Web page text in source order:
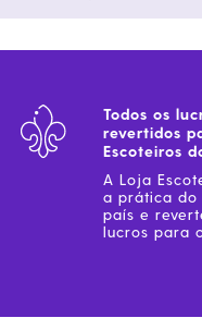
Todos os
revertidos
Escoteiros
A Loja
a prática do
país e
lucros para